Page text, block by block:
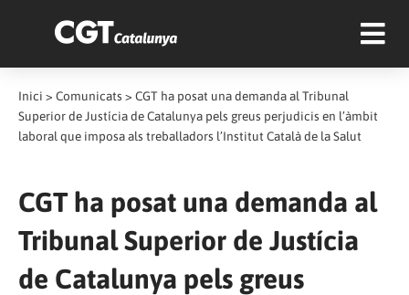
Inici > Comunicats > CGT ha posat una demanda al Tribunal
Superior de Justícia de Catalunya pels greus perjudicis en l’àmbit
laboral que imposa als treballadors l’Institut Català de la Salut
CGT ha posat una demanda al
Tribunal Superior de Justícia
de Catalunya pels greus